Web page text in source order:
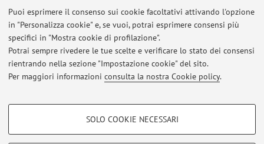
Puoi esprimere il consenso sui cookie facoltativi attivando l'opzione
in "Personalizza cookie" e, se vuoi, potrai esprimere consensi più
specifici in "Mostra cookie di profilazione".
Potrai sempre rivedere le tue scelte e verificare lo stato dei consensi
rientrando nella sezione "Impostazione cookie" del sito.
Per maggiori informazioni consulta la nostra Cookie policy.
COOKIE DI PROFILAZIONE - FACOLTATIVI
SOLO COOKIE NECESSARI
Ultimi avvisi
Al momento non sono presenti avvisi.
Area riservata